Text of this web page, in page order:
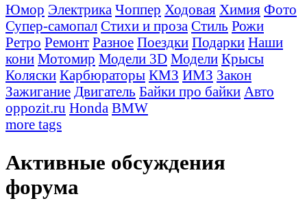
Юмор Электрика Чоппер Ходовая Химия Фото
Супер-самопал Стихи и проза Стиль Рожи
Ретро Ремонт Разное Поездки Подарки Наши
кони Мотомир Модели 3D Модели Крысы
Коляски Карбюраторы КМЗ ИМЗ Закон
Зажигание Двигатель Байки про байки Авто
oppozit.ru Honda BMW
more tags
Активные обсуждения
форума